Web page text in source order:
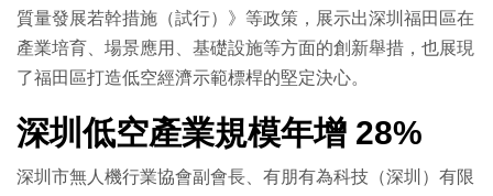
質量發展若幹措施（試行）》等政策，展示出深圳福田區在
產業培育、場景應用、基礎設施等方面的創新舉措，也展現
了福田區打造低空經濟示範標桿的堅定決心。
深圳低空產業規模年增 28%
深圳市無人機行業協會副會長、有朋有為科技（深圳）有限